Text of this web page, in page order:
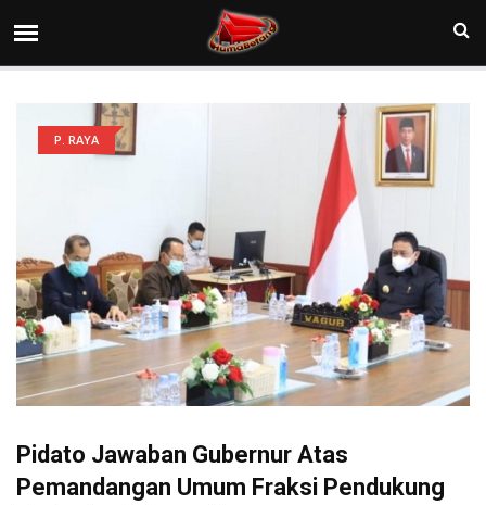
P. RAYA
Pidato Jawaban Gubernur Atas
Pemandangan Umum Fraksi Pendukung